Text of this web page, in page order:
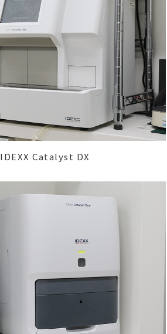
IDEXX Catalyst DX